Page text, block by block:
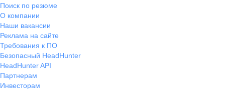
Поиск по резюме
О компании
Наши вакансии
Реклама на сайте
Требования к ПО
Безопасный HeadHunter
HeadHunter API
Партнерам
Инвесторам